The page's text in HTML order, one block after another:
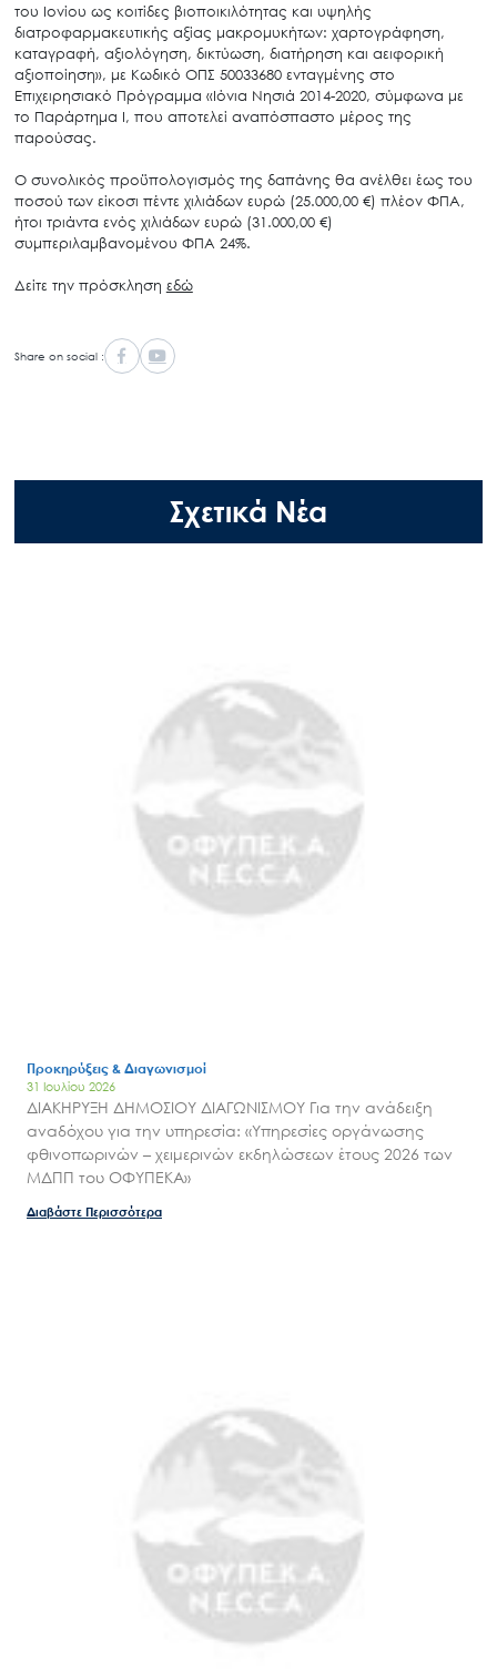
Search
Ο.ΦΥ.ΠΕ.Κ.Α.
Νέα – Δημοσιότητα
του Ιονίου ως κοιτίδες βιοποικιλότητας και υψηλής
διατροφαρμακευτικής αξίας μακρομυκήτων: χαρτογράφηση,
καταγραφή, αξιολόγηση, δικτύωση, διατήρηση και αειφορική
αξιοποίηση», με Κωδικό ΟΠΣ 50033680 ενταγμένης στο
Επιχειρησιακό Πρόγραμμα «Ιόνια Νησιά 2014-2020, σύμφωνα με
το Παράρτημα Ι, που αποτελεί αναπόσπαστο μέρος της
παρούσας.
Ο συνολικός προϋπολογισμός της δαπάνης θα ανέλθει έως του
ποσού των είκοσι πέντε χιλιάδων ευρώ (25.000,00 €) πλέον ΦΠΑ,
ήτοι τριάντα ενός χιλιάδων ευρώ (31.000,00 €)
συμπεριλαμβανομένου ΦΠΑ 24%.
Δείτε την πρόσκληση εδώ
Share on social :
Σχετικά Νέα
Προκηρύξεις & Διαγωνισμοί
31 Ιουλίου 2026
ΔΙΑΚΗΡΥΞΗ ΔΗΜΟΣΙΟΥ ΔΙΑΓΩΝΙΣΜΟΥ Για την ανάδειξη
αναδόχου για την υπηρεσία: «Υπηρεσίες οργάνωσης
φθινοπωρινών – χειμερινών εκδηλώσεων έτους 2026 των
ΜΔΠΠ του ΟΦΥΠΕΚΑ»
Διαβάστε Περισσότερα